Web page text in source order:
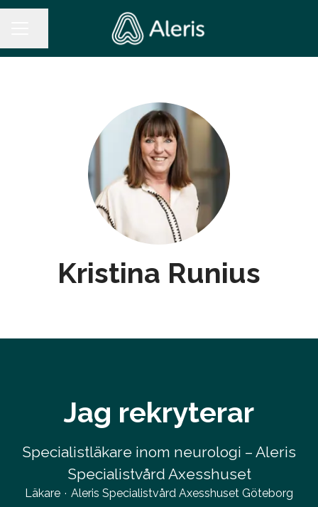
Kristina Runius
Jag rekryterar
Specialistläkare inom neurologi – Aleris
Specialistvård Axesshuset
Läkare · Aleris Specialistvård Axesshuset Göteborg